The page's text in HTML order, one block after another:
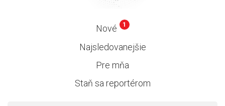
Nové 1
Najsledovanejšie
Pre mňa
Staň sa reportérom